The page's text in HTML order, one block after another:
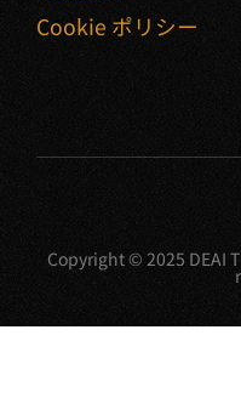
Cookie ポリシー
Copyright © 2025 DEAI